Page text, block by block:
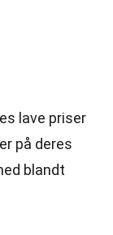
lave priser
på deres
blandt